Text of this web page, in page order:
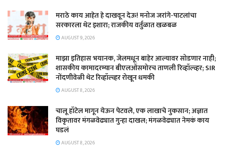
मराठे काय आहेत हे दाखवून देऊ! मनोज जरांगे-पाटलांचा
सरकारला थेट इशारा; राजकीय वर्तुळात खळबळ
AUGUST 9, 2026
माझा इतिहास भयानक, जेलमधून बाहेर आल्यावर सोडणार नाही;
शासकीय कामादरम्यान बीएलओंसमोरच ताणली रिव्हॉल्व्हर; SIR
नोंदणीवेळी थेट रिव्हॉल्व्हर रोखून धमकी
AUGUST 8, 2026
चालू हॉटेल मागून येऊन पेटवले, एक लाखाचे नुकसान; अज्ञात
विकृतावर मंगळवेढ्यात गुन्हा दाखल; मंगळवेढ्यात नेमकं काय
घडलं
AUGUST 8, 2026